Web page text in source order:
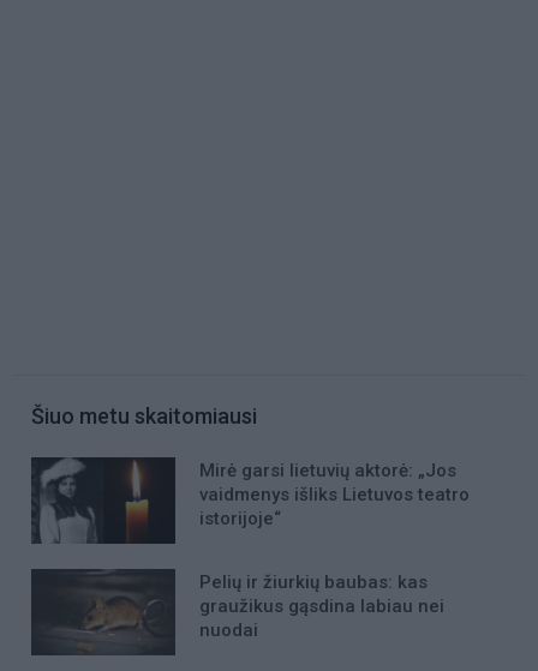
Šiuo metu skaitomiausi
Mirė garsi lietuvių aktorė: „Jos
vaidmenys išliks Lietuvos teatro
istorijoje“
Pelių ir žiurkių baubas: kas
graužikus gąsdina labiau nei
nuodai